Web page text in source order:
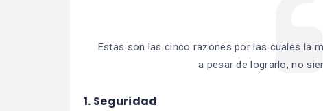
Estas son las cinco razones por las cuales la
a pesar de lograrlo, no
1. Seguridad